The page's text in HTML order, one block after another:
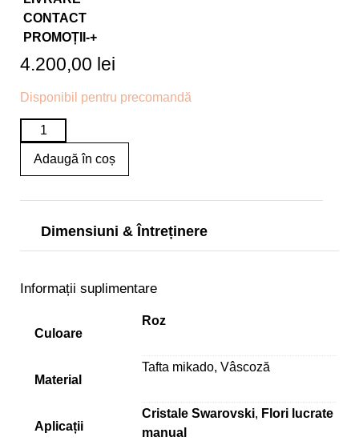
CONTACT
PROMOȚII-+
4.200,00 lei
Disponibil pentru precomandă
Adaugă în coș
Dimensiuni & Întreținere
Informații suplimentare
Culoare
Roz
Material
Tafta mikado, Vâscoză
Aplicații
Cristale Swarovski, Flori lucrate
manual